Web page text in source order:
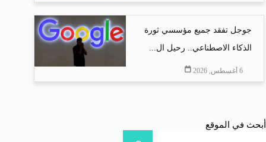
جوجل تفقد جميع مؤسسي ثورة
الذكاء الاصطناعي.. رحيل ال...
6 أغسطس, 2026
أبحث في الموقع